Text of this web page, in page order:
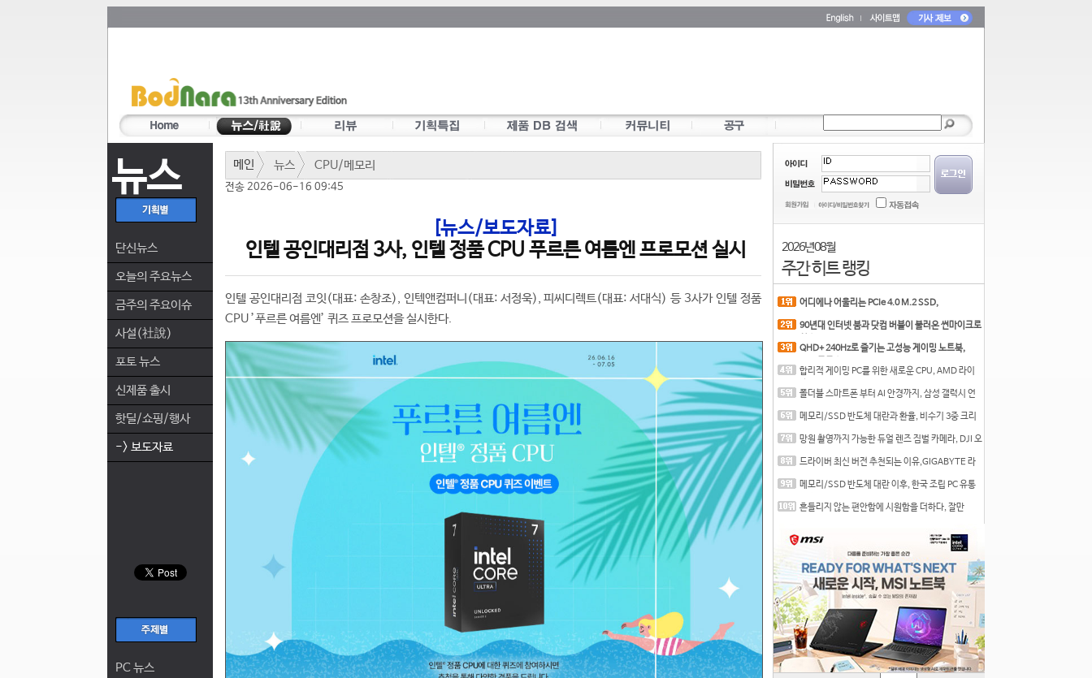
뉴스
단신뉴스
오늘의 주요뉴스
금주의 주요이슈
사설(社說)
포토 뉴스
신제품 출시
핫딜/쇼핑/행사
-> 보도자료
PC 뉴스
메인 뉴스 CPU/메모리
전송 2026-06-16 09:45
[뉴스/보도자료]
인텔 공인대리점 3사, 인텔 정품 CPU 푸르른 여름엔 프로모션 실시
인텔 공인대리점 코잇(대표: 손창조), 인텍앤컴퍼니(대표: 서정욱), 피씨디렉트(대표: 서대식) 등 3사가 인텔 정품
CPU ’푸르른 여름엔’ 퀴즈 프로모션을 실시한다.
2026년 08월
주간 히트 랭킹
어디에나 어울리는 PCIe 4.0 M.2 SSD,
90년대 인터넷 붐과 닷컴 버블이 불러온 썬마이크로
QHD+ 240Hz로 즐기는 고성능 게이밍 노트북,
합리적 게이밍 PC를 위한 새로운 CPU, AMD 라이
폴더블 스마트폰 부터 AI 안경까지, 삼성 갤럭시 언
메모리/SSD 반도체 대란과 환율, 비수기 3중 크리
망원 촬영까지 가능한 듀얼 렌즈 짐벌 카메라, DJI 오
드라이버 최신 버전 추천되는 이유,GIGABYTE 라
메모리/SSD 반도체 대란 이후, 한국 조립 PC 유통
흔들리지 않는 편안함에 시원함을 더하다, 잘만